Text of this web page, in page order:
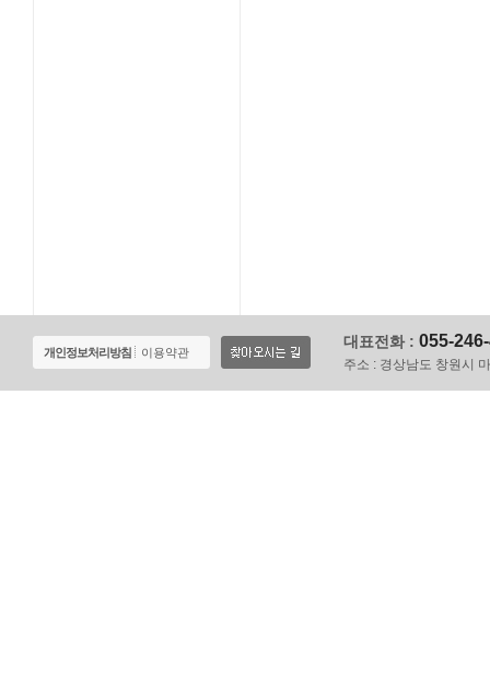
개인정보처리방침 이용약관
대표전화 : 055-
주소 : 경상남도 창원시